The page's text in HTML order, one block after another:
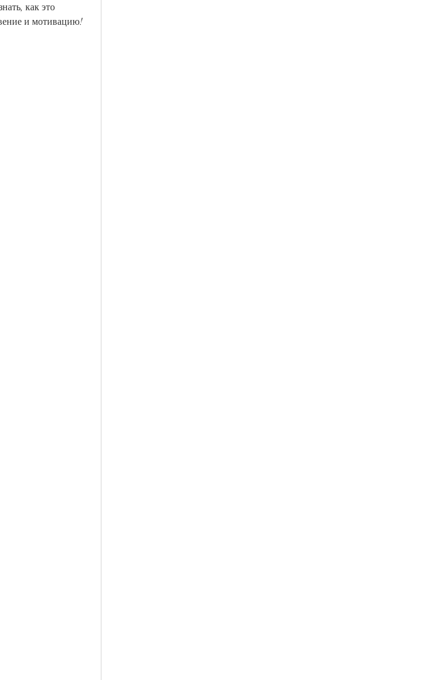
как это
и мотивацию!